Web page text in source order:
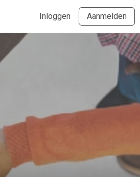
Voucher
Start met leren
Blogs
Inloggen Aanmelden